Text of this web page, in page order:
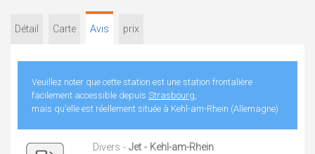
Détail Carte Avis prix
Veuillez noter que cette station est une station frontalière
facilement accessible depuis Strasbourg,
mais qu'elle est réellement située à Kehl-am-Rhein (Allemagne)
Divers - Jet - Kehl-am-Rhein